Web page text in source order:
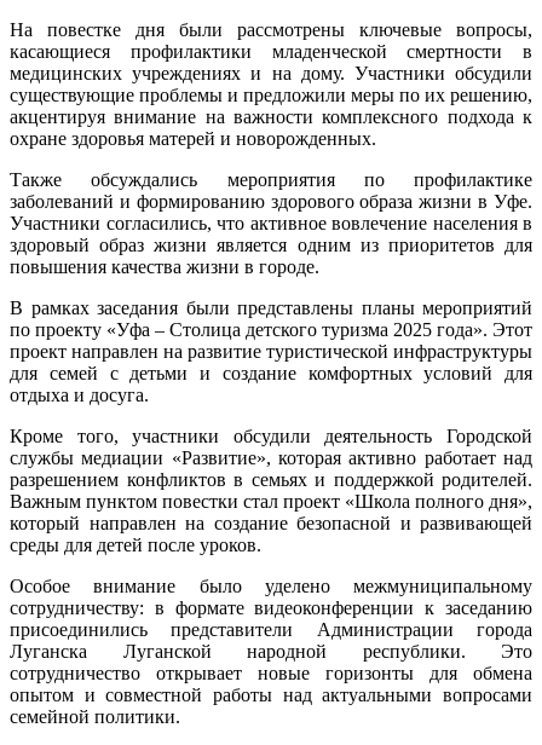
На повестке дня были рассмотрены ключевые вопросы,
касающиеся профилактики младенческой смертности в
медицинских учреждениях и на дому. Участники обсудили
существующие проблемы и предложили меры по их решению,
акцентируя внимание на важности комплексного подхода к
охране здоровья матерей и новорожденных.
Также обсуждались мероприятия по профилактике
заболеваний и формированию здорового образа жизни в Уфе.
Участники согласились, что активное вовлечение населения в
здоровый образ жизни является одним из приоритетов для
повышения качества жизни в городе.
В рамках заседания были представлены планы мероприятий
по проекту «Уфа – Столица детского туризма 2025 года». Этот
проект направлен на развитие туристической инфраструктуры
для семей с детьми и создание комфортных условий для
отдыха и досуга.
Кроме того, участники обсудили деятельность Городской
службы медиации «Развитие», которая активно работает над
разрешением конфликтов в семьях и поддержкой родителей.
Важным пунктом повестки стал проект «Школа полного дня»,
который направлен на создание безопасной и развивающей
среды для детей после уроков.
Особое внимание было уделено межмуниципальному
сотрудничеству: в формате видеоконференции к заседанию
присоединились представители Администрации города
Луганска Луганской народной республики. Это
сотрудничество открывает новые горизонты для обмена
опытом и совместной работы над актуальными вопросами
семейной политики.